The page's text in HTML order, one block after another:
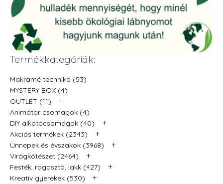
Termékkategóriák:
Makramé technika (53)
MYSTERY BOX (4)
OUTLET (11)
+
Animátor csomagok (4)
DIY alkotócsomagok (40)
+
Akciós termékek (2343) +
Ünnepek és évszakok (3968) +
Virágkötészet (2464) +
Festék, ragasztó, lakk (427) +
Kreatív gyerekek (530) +